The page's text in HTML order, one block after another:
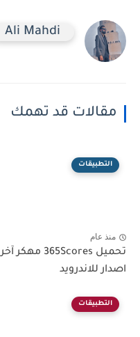
Ali Mahdi
مقالات قد تهمك
التطبيقات
منذ عام
تحميل 365Scores مهكر آخر
اصدار للاندرويد
التطبيقات